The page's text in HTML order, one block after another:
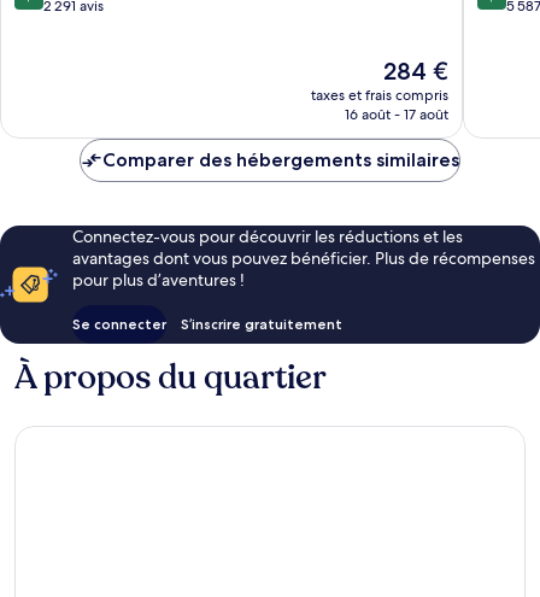
Montréal
sur 2 291 avis
Le
nouveau
prix
de
284 €
taxes et frais compris
16 août - 17 août
sur 5
Comparer des hébergements similaires
Connectez-vous pour découvrir les réductions et les
avantages dont vous pouvez bénéficier. Plus de récompenses
pour plus d’aventures !
Se connecter S’inscrire gratuitement
À propos du quartier